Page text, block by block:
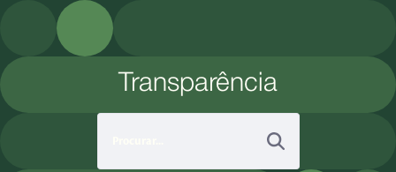
Pular para o Conteúdo principal
Transparência